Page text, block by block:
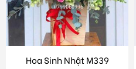
Hoa Sinh Nhật M339